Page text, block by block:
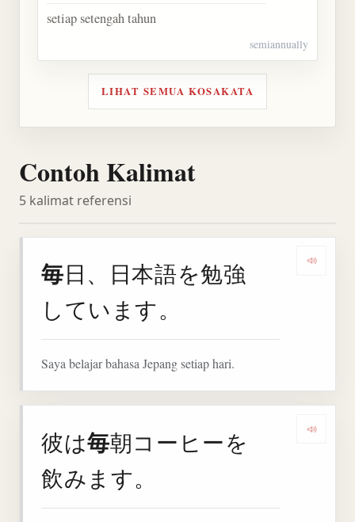
setiap setengah tahun
semiannually
LIHAT SEMUA KOSAKATA
Contoh Kalimat
5 kalimat referensi
毎日、日本語を勉強
しています。
Saya belajar bahasa Jepang setiap hari.
彼は毎朝コーヒーを
飲みます。